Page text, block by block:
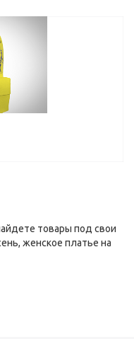
товары под свои
женское платье на